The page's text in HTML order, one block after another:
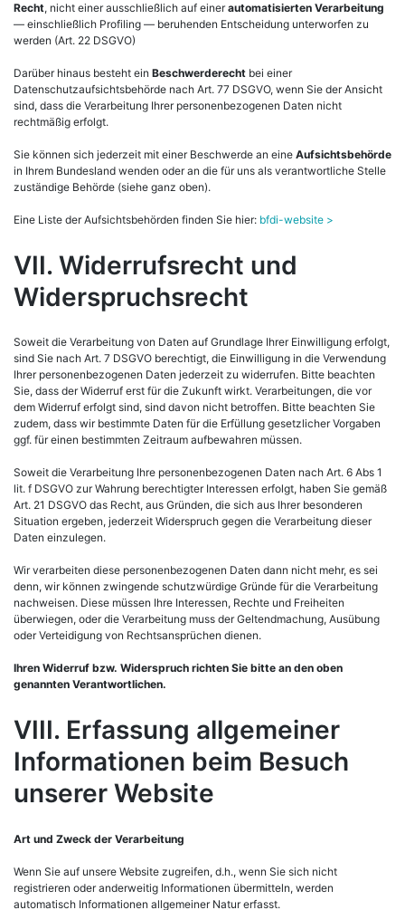
Recht, nicht einer ausschließlich auf einerautomatisierten Verarbeitung
— einschließlich Profiling — beruhenden Entscheidung unterworfen zu
werden (Art. 22 DSGVO)
Darüber hinaus besteht ein Beschwerderecht bei einer
Datenschutzaufsichtsbehörde nach Art. 77 DSGVO, wenn Sie der Ansicht
sind, dass die Verarbeitung Ihrer personenbezogenen Daten nicht
rechtmäßig erfolgt.
Sie können sich jederzeit mit einer Beschwerde an eine Aufsichtsbehörde
in Ihrem Bundesland wenden oder an die für uns als verantwortliche Stelle
zuständige Behörde (siehe ganz oben).
Eine Liste der Aufsichtsbehörden finden Sie hier: bfdi-website >
VII. Widerrufsrecht und
Widerspruchsrecht
Soweit die Verarbeitung von Daten auf Grundlage Ihrer Einwilligung erfolgt,
sind Sie nach Art. 7 DSGVO berechtigt, die Einwilligung in die Verwendung
Ihrer personenbezogenen Daten jederzeit zu widerrufen. Bitte beachten
Sie, dass der Widerruf erst für die Zukunft wirkt. Verarbeitungen, die vor
dem Widerruf erfolgt sind, sind davon nicht betroffen. Bitte beachten Sie
zudem, dass wir bestimmte Daten für die Erfüllung gesetzlicher Vorgaben
ggf. für einen bestimmten Zeitraum aufbewahren müssen.
Soweit die Verarbeitung Ihre personenbezogenen Daten nach Art. 6 Abs 1
lit. f DSGVO zur Wahrung berechtigter Interessen erfolgt, haben Sie gemäß
Art. 21 DSGVO das Recht, aus Gründen, die sich aus Ihrer besonderen
Situation ergeben, jederzeit Widerspruch gegen die Verarbeitung dieser
Daten einzulegen.
Wir verarbeiten diese personenbezogenen Daten dann nicht mehr, es sei
denn, wir können zwingende schutzwürdige Gründe für die Verarbeitung
nachweisen. Diese müssen Ihre Interessen, Rechte und Freiheiten
überwiegen, oder die Verarbeitung muss der Geltendmachung, Ausübung
oder Verteidigung von Rechtsansprüchen dienen.
Ihren Widerruf bzw. Widerspruch richten Sie bitte an den oben
genannten Verantwortlichen.
VIII. Erfassung allgemeiner
Informationen beim Besuch
unserer Website
Art und Zweck der Verarbeitung
Wenn Sie auf unsere Website zugreifen, d.h., wenn Sie sich nicht
registrieren oder anderweitig Informationen übermitteln, werden
automatisch Informationen allgemeiner Natur erfasst.